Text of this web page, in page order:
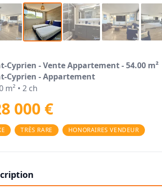
Cyprien - Vente Appartement - 54.00 m²
Cyprien - Appartement
m² • 2 ch
000 €
TRÈS RARE HONORAIRES VENDEUR